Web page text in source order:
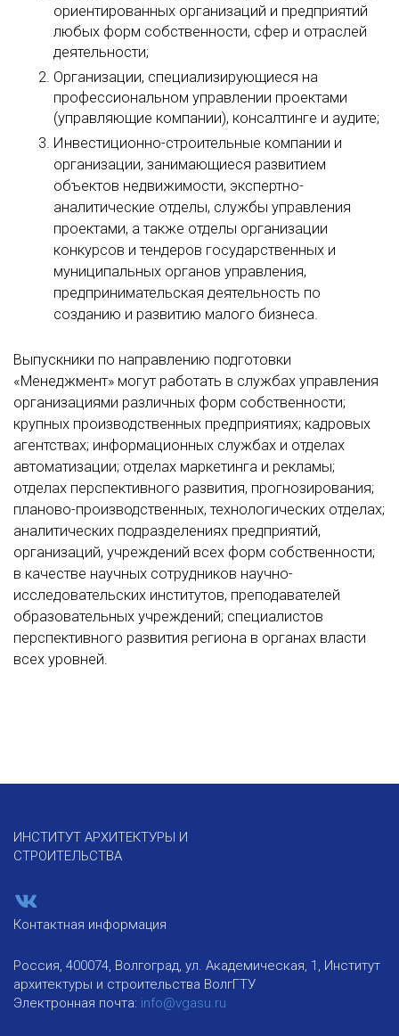
ориентированных организаций и предприятий
любых форм собственности, сфер и отраслей
деятельности;
Организации, специализирующиеся на
профессиональном управлении проектами
(управляющие компании), консалтинге и аудите;
Инвестиционно-строительные компании и
организации, занимающиеся развитием
объектов недвижимости, экспертно-
аналитические отделы, службы управления
проектами, а также отделы организации
конкурсов и тендеров государственных и
муниципальных органов управления,
предпринимательская деятельность по
созданию и развитию малого бизнеса.
Выпускники по направлению подготовки
«Менеджмент» могут работать в службах управления
организациями различных форм собственности;
крупных производственных предприятиях; кадровых
агентствах; информационных службах и отделах
автоматизации; отделах маркетинга и рекламы;
отделах перспективного развития, прогнозирования;
планово-производственных, технологических отделах;
аналитических подразделениях предприятий,
организаций, учреждений всех форм собственности;
в качестве научных сотрудников научно-
исследовательских институтов, преподавателей
образовательных учреждений; специалистов
перспективного развития региона в органах власти
всех уровней.
ИНСТИТУТ АРХИТЕКТУРЫ И
СТРОИТЕЛЬСТВА
Контактная информация
Россия, 400074, Волгоград, ул. Академическая, 1, Институт
архитектуры и строительства ВолгГТУ
Электронная почта: info@vgasu.ru